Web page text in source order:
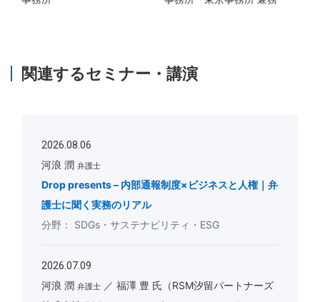
関連するセミナー・講演
2026.08.06
河浪 潤 弁護士
Drop presents – 内部通報制度×ビジネスと人権｜弁
護士に聞く実務のリアル
SDGs・サステナビリティ・ESG
2026.07.09
河浪 潤 弁護士
福澤 豊 氏（RSM汐留パートナーズ